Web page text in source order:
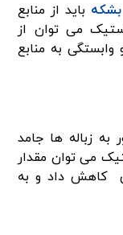
باید از منابع
می توان از
به منابع
به زباله ها جامد
می توان مقدار
کاهش داد و به